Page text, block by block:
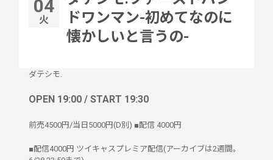
04
火
ドワンマン-初めてなのに
懐かしいと言うの-
ダテシモ.
OPEN 19:00 / START 19:30
前売4500円/当日5000円(D別) ■配信 4000円
■配信4000円 ツイキャスプレミア配信(アーカイブは2週間。